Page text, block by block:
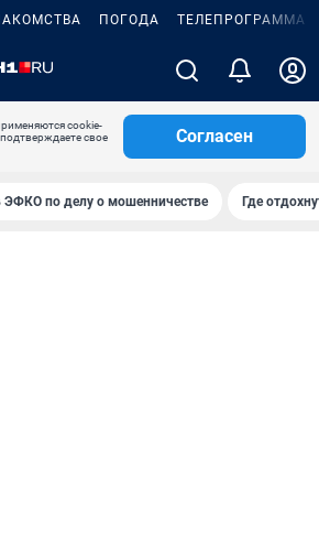
ПОГОДА ТЕЛЕПРОГРАММА
cookie-
свое
Согласен
ЭФКО по делу о мошенничестве Где